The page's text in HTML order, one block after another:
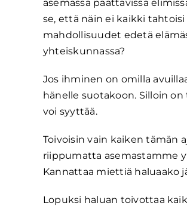
asemassa päättävissä
se, että näin ei kaikki
mahdollisuudet edetä
yhteiskunnassa?
Jos ihminen on omilla
hänelle suotakoon. Silloin
voi syyttää.
Toivoisin vain kaiken tämän
riippumatta asemastamme
Kannattaa miettiä haluaako
Lopuksi haluan toivottaa